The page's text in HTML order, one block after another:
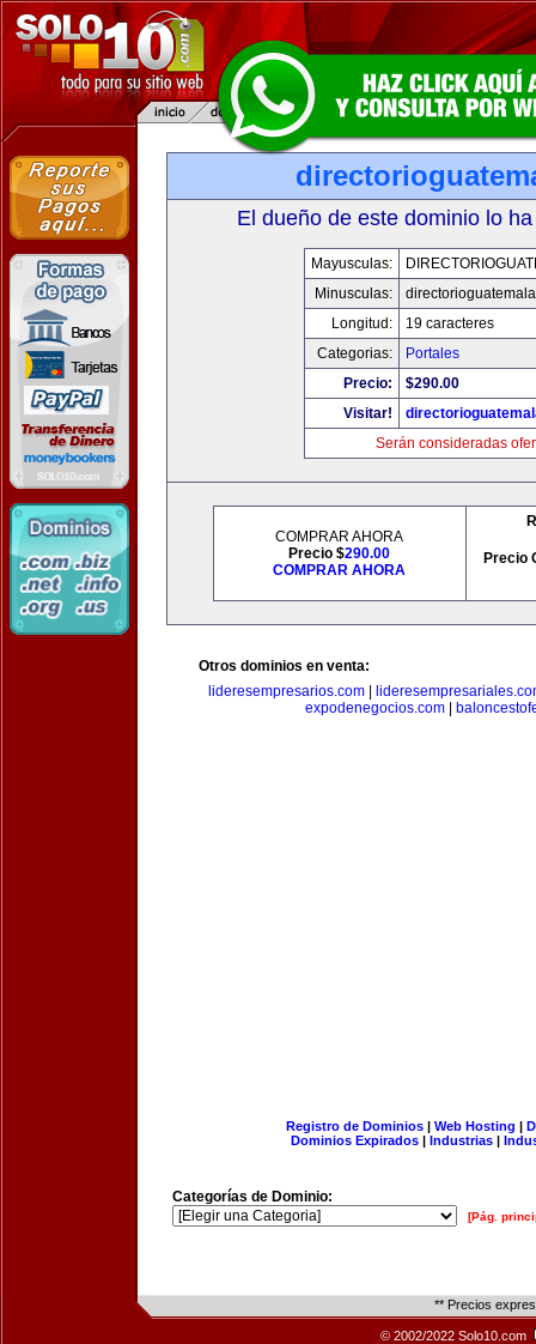
El dueño de este dominio lo
Mayusculas:
Minusculas:
Longitud:
19 caracteres
Categorias:
Portales
Precio:
$290.00
Visitar!
Serán consideradas
COMPRAR AHORA
Precio $290.00
COMPRAR AHORA
Precio
Otros dominios en venta:
lideresempresarios.com|
expodenegocios.com|
Registro de Dominios| Web Hosting |
Dominios Expirados | Industrias |
Categorías de Dominio:
[Pág.
** Precios
© 2002/2022 Solo10.com